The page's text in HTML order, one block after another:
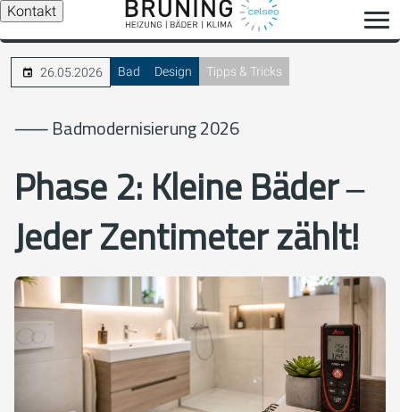
Kontakt
26.05.2026 Bad Design Tipps & Tricks
⸺ Badmodernisierung 2026
Phase 2: Kleine Bäder ‒
Jeder Zentimeter zählt!